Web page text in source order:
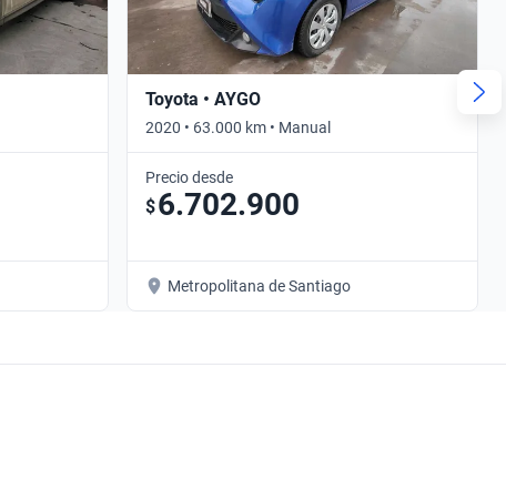
Toyota • AYGO
2020 • 63.000 km • Manual
Precio desde
$6.702.900
Metropolitana de Santiago